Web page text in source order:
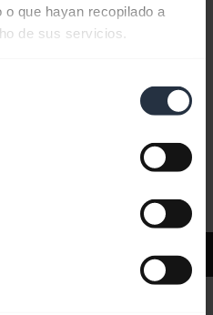
que hayan recopilado a
de sus servicios.
de producto